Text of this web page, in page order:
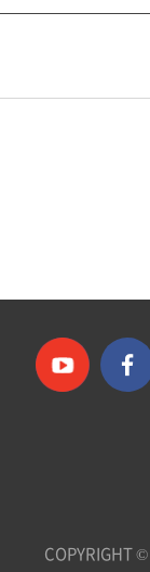
COPYRIGHT ©